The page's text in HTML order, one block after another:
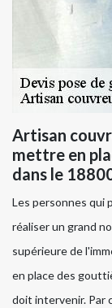
Artisan
mettre en
dans le
Les personnes qui
réaliser un grand
supérieure de
en place des
doit intervenir. Par